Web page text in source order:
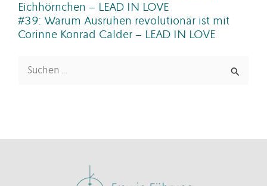
Eichhörnchen – LEAD IN LOVE
#39: Warum Ausruhen revolutionär ist mit
Corinne Konrad Calder – LEAD IN LOVE
Suchen